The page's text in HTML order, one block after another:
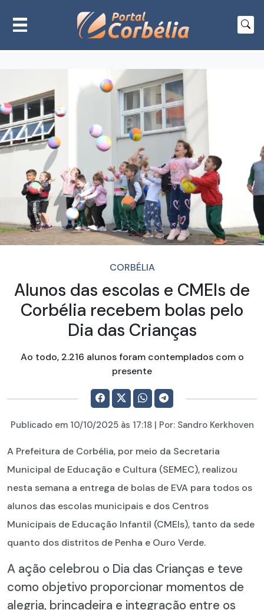
CORBÉLIA
Alunos das escolas e CMEIs de
Corbélia recebem bolas pelo
Dia das Crianças
Ao todo, 2.216 alunos foram contemplados com o
presente
Publicado em 10/10/2025às 17:18 | Por: Sandro Kerkhoven
A Prefeitura de Corbélia, por meio da Secretaria
Municipal de Educação e Cultura (SEMEC), realizou
nesta semana a entrega de bolas de EVA para todos os
alunos das escolas municipais e dos Centros
Municipais de Educação Infantil (CMEIs), tanto da sede
quanto dos distritos de Penha e Ouro Verde.
A ação celebrou o Dia das Crianças e teve
como objetivo proporcionar momentos de
alegria, brincadeira e integração entre os